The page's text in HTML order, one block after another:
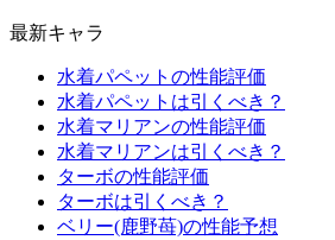
最新キャラ
水着パペットの性能評価
水着パペットは引くべき？
水着マリアンの性能評価
水着マリアンは引くべき？
ターボの性能評価
ターボは引くべき？
ベリー(鹿野苺)の性能予想